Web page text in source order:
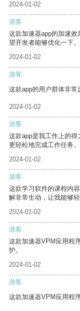
2024-01-02
游客
这款加速器app的加速
望开发者能够优化一下。
2024-01-02
游客
这款app的用户群体非常
2024-01-02
游客
这款app是我工作上的
更轻松地完成工作任务。
2024-01-02
游客
这款学习软件的课程内
解非常生动，让我能够轻
2024-01-02
游客
这款加速器VPM应用程
护。
2024-01-02
游客
这款加速器VPM应用程